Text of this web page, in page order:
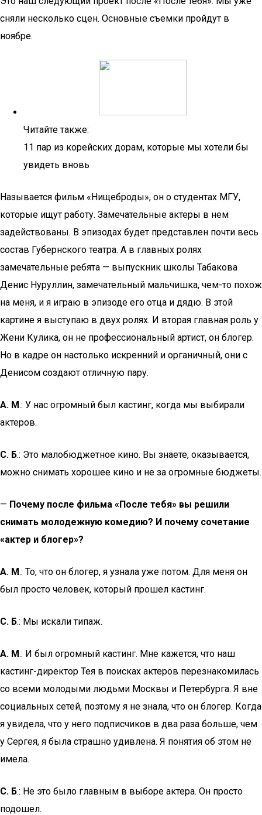
сняли несколько сцен. Основные съемки пройдут в
ноябре.
Читайте также:
11 пар из корейских дорам, которые мы хотели бы
увидеть вновь
Называется фильм «Нищеброды», он о студентах МГУ,
которые ищут работу. Замечательные актеры в нем
задействованы. В эпизодах будет представлен почти весь
состав Губернского театра. А в главных ролях
замечательные ребята — выпускник школы Табакова
Денис Нуруллин, замечательный мальчишка, чем-то похож
на меня, и я играю в эпизоде его отца и дядю. В этой
картине я выступаю в двух ролях. И вторая главная роль у
Жени Кулика, он не профессиональный артист, он блогер.
Но в кадре он настолько искренний и органичный, они с
Денисом создают отличную пару.
А. М.: У нас огромный был кастинг, когда мы выбирали
актеров.
С. Б.: Это малобюджетное кино. Вы знаете, оказывается,
можно снимать хорошее кино и не за огромные бюджеты.
— Почему после фильма «После тебя» вы решили
снимать молодежную комедию? И почему сочетание
«актер и блогер»?
А. М.: То, что он блогер, я узнала уже потом. Для меня он
был просто человек, который прошел кастинг.
С. Б.: Мы искали типаж.
А. М.: И был огромный кастинг. Мне кажется, что наш
кастинг-директор Тея в поисках актеров перезнакомилась
со всеми молодыми людьми Москвы и Петербурга. Я вне
социальных сетей, поэтому я не знала, что он блогер. Когда
я увидела, что у него подписчиков в два раза больше, чем
у Сергея, я была страшно удивлена. Я понятия об этом не
имела.
С. Б.: Не это было главным в выборе актера. Он просто
подошел.